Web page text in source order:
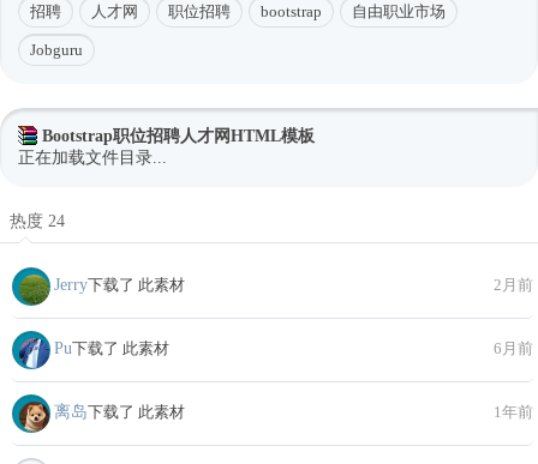
招聘 人才网 职位招聘 bootstrap 自由职业市场
Jobguru
Bootstrap职位招聘人才网HTML模板
正在加载文件目录...
热度 24
Jerry下载了 此素材 2月前
Pu下载了 此素材 6月前
离岛下载了 此素材 1年前